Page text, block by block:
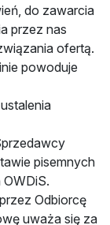
do zawarcia
przez nas
ofertą.
powoduje
pisemnych
Odbiorcę
uważa się za